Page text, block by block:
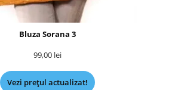
Bluza Sorana 3
99,00 lei
Vezi prețul actualizat!